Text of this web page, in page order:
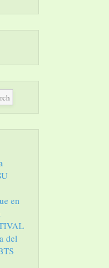
en
del